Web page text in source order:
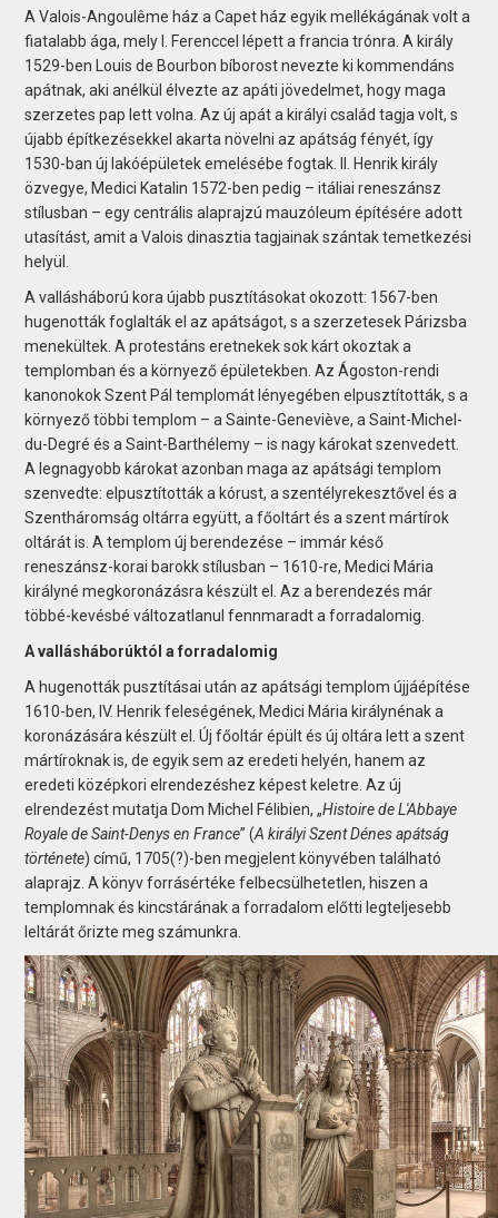
A Valois-Angoulême ház a Capet ház egyik mellékágának volt a
fiatalabb ága, mely I. Ferenccel lépett a francia trónra. A király
1529-ben Louis de Bourbon bíborost nevezte ki kommendáns
apátnak, aki anélkül élvezte az apáti jövedelmet, hogy maga
szerzetes pap lett volna. Az új apát a királyi család tagja volt, s
újabb építkezésekkel akarta növelni az apátság fényét, így
1530-ban új lakóépületek emelésébe fogtak. II. Henrik király
özvegye, Medici Katalin 1572-ben pedig – itáliai reneszánsz
stílusban – egy centrális alaprajzú mauzóleum építésére adott
utasítást, amit a Valois dinasztia tagjainak szántak temetkezési
helyül.
A vallásháború kora újabb pusztításokat okozott: 1567-ben
hugenották foglalták el az apátságot, s a szerzetesek Párizsba
menekültek. A protestáns eretnekek sok kárt okoztak a
templomban és a környező épületekben. Az Ágoston-rendi
kanonokok Szent Pál templomát lényegében elpusztították, s a
környező többi templom – a Sainte-Geneviève, a Saint-Michel-
du-Degré és a Saint-Barthélemy – is nagy károkat szenvedett.
A legnagyobb károkat azonban maga az apátsági templom
szenvedte: elpusztították a kórust, a szentélyrekesztővel és a
Szentháromság oltárra együtt, a főoltárt és a szent mártírok
oltárát is. A templom új berendezése – immár késő
reneszánsz-korai barokk stílusban – 1610-re, Medici Mária
királyné megkoronázásra készült el. Az a berendezés már
többé-kevésbé változatlanul fennmaradt a forradalomig.
A vallásháborúktól a forradalomig
A hugenották pusztításai után az apátsági templom újjáépítése
1610-ben, IV. Henrik feleségének, Medici Mária királynénak a
koronázására készült el. Új főoltár épült és új oltára lett a szent
mártíroknak is, de egyik sem az eredeti helyén, hanem az
eredeti középkori elrendezéshez képest keletre. Az új
elrendezést mutatja Dom Michel Félibien, „Histoire de L'Abbaye
Royale de Saint-Denys en France” (A királyi Szent Dénes apátság
története) című, 1705(?)-ben megjelent könyvében található
alaprajz. A könyv forrásértéke felbecsülhetetlen, hiszen a
templomnak és kincstárának a forradalom előtti legteljesebb
leltárát őrizte meg számunkra.